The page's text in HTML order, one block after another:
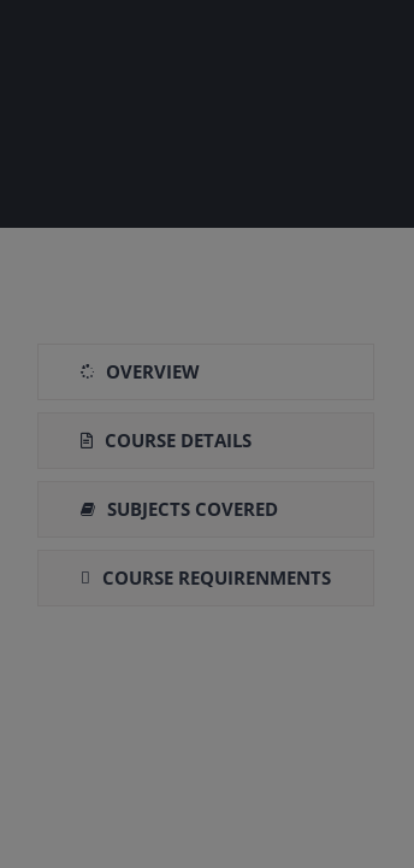
OVERVIEW
COURSE DETAILS
SUBJECTS COVERED
COURSE REQUIRENMENTS